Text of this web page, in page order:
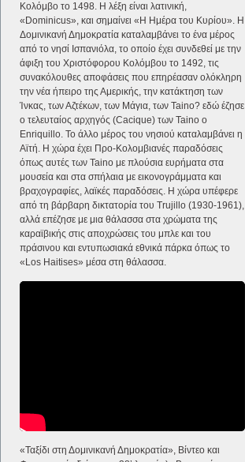
Κολόμβο το 1498. Η λέξη είναι λατινική,
«Dominicus», και σημαίνει «Η Ημέρα του Κυρίου». Η
Δομινικανή Δημοκρατία καταλαμβάνει το ένα μέρος
από το νησί Ισπανιόλα, το οποίο έχει συνδεθεί με την
άφιξη του Χριστόφορου Κολόμβου το 1492, τις
συνακόλουθες αποφάσεις που επηρέασαν ολόκληρη
την νέα ήπειρο της Αμερικής, την κατάκτηση των
Ίνκας, των Αζτέκων, των Μάγια, των Taino? εδώ έζησε
ο τελευταίος αρχηγός (Cacique) των Taino ο
Enriquillo. Το άλλο μέρος του νησιού καταλαμβάνει η
Αϊτή. Η χώρα έχει Προ-Κολομβιανές παραδόσεις
όπως αυτές των Taino με πλούσια ευρήματα στα
μουσεία και στα σπήλαια με εικονογράμματα και
βραχογραφίες, λαϊκές παραδόσεις. Η χώρα υπέφερε
από τη βάρβαρη δικτατορία του Trujillo (1930-1961),
αλλά επέζησε με μια θάλασσα στα χρώματα της
καραϊβικής στις αποχρώσεις του μπλε και του
πράσινου και εντυπωσιακά εθνικά πάρκα όπως το
«Los Haitises» μέσα στη θάλασσα.
«Ταξίδι στη Δομινικανή Δημοκρατία», Βίντεο και